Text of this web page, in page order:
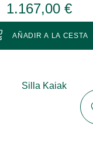
1.167,00 €
AÑADIR A LA CESTA